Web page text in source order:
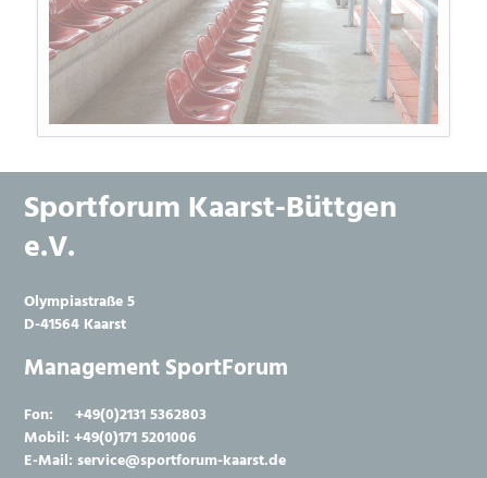
Sportforum Kaarst-Büttgen
e.V.
Olympiastraße 5
D-41564 Kaarst
Management SportForum
Fon: +49(0)2131 5362803
Mobil: +49(0)171 5201006
E-Mail: service@sportforum-kaarst.de